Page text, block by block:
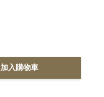
加入購物車